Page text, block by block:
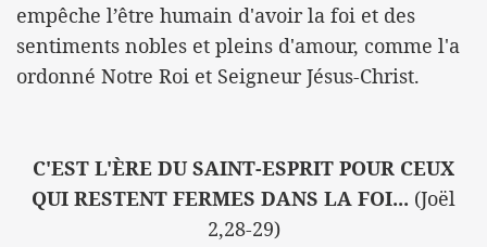
empêche l’être humain d'avoir la foi et des
sentiments nobles et pleins d'amour, comme l'a
ordonné Notre Roi et Seigneur Jésus-Christ.
C'EST L'ÈRE DU SAINT-ESPRIT POUR CEUX
QUI RESTENT FERMES DANS LA FOI... (Joël
2,28-29)